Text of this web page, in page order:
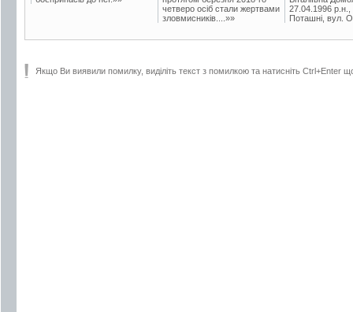
четверо осіб стали жертвами
зловмисників....»»
27.04.1996 р.н.,
Поташні, вул.
Якщо Ви виявили помилку, виділіть текст з помилкою та натисніть Ctrl+Enter